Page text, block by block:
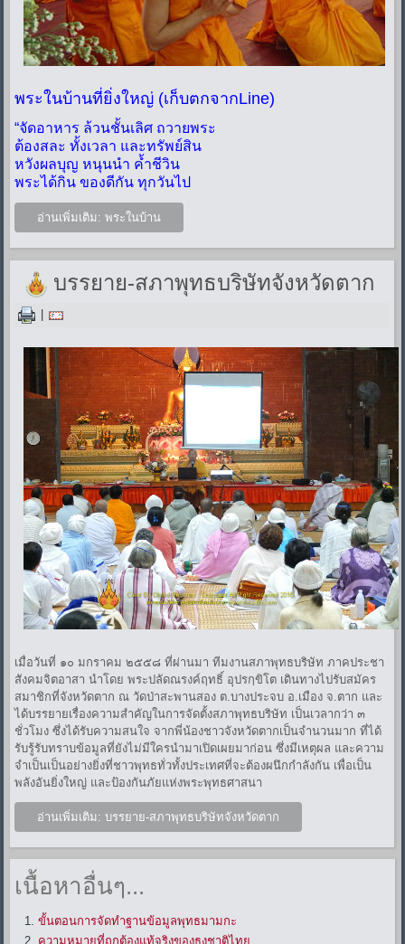
พระในบ้านที่ยิ่งใหญ่ (เก็บตกจากLine)
“จัดอาหาร ล้วนชั้นเลิศ ถวายพระ
ต้องสละ ทั้งเวลา และทรัพย์สิน
หวังผลบุญ หนุนนำ ค้ำชีวิน
พระได้กิน ของดีกัน ทุกวันไป
อ่านเพิ่มเติม: พระในบ้าน
บรรยาย-สภาพุทธบริษัทจังหวัดตาก
เมื่อวันที่ ๑๐ มกราคม ๒๕๕๘ ที่ผ่านมา ทีมงานสภาพุทธบริษัท ภาคประชา
สังคมจิตอาสา นำโดย พระปลัดณรงค์ฤทธิ์ อุปรกฺขิโต เดินทางไปรับสมัคร
สมาชิกที่จังหวัดตาก ณ วัดป่าสะพานสอง ต.บางประจบ อ.เมือง จ.ตาก และ
ได้บรรยายเรื่องความสำคัญในการจัดตั้งสภาพุทธบริษัท เป็นเวลากว่า ๓
ชั่วโมง ซึ่งได้รับความสนใจ จากพี่น้องชาวจังหวัดตากเป็นจำนวนมาก ที่ได้
รับรู้รับทราบข้อมูลที่ยังไม่มีใครนำมาเปิดเผยมาก่อน ซึ่งมีเหตุผล และความ
จำเป็นเป็นอย่างยิ่งที่ชาวพุทธทั่วทั้งประเทศที่จะต้องผนึกกำลังกัน เพื่อเป็น
พลังอันยิ่งใหญ่ และป้องกันภัยแห่งพระพุทธศาสนา
อ่านเพิ่มเติม: บรรยาย-สภาพุทธบริษัทจังหวัดตาก
เนื้อหาอื่นๆ...
ขั้นตอนการจัดทำฐานข้อมูลพุทธมามกะ
ความหมายที่ถูกต้องแท้จริงของธงชาติไทย